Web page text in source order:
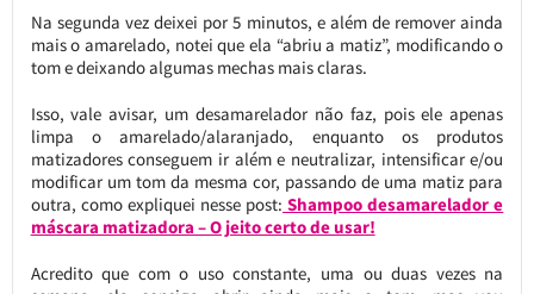
Na segunda vez deixei por 5 minutos, e além de remover ainda
mais o amarelado, notei que ela “abriu a matiz”, modificando o
tom e deixando algumas mechas mais claras.
Isso, vale avisar, um desamarelador não faz, pois ele apenas
limpa o amarelado/alaranjado, enquanto os produtos
matizadores conseguem ir além e neutralizar, intensificar e/ou
modificar um tom da mesma cor, passando de uma matiz para
outra, como expliquei nesse post: Shampoo desamarelador e
máscara matizadora – O jeito certo de usar!
Acredito que com o uso constante, uma ou duas vezes na